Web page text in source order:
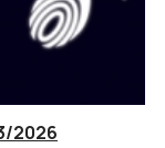
2026